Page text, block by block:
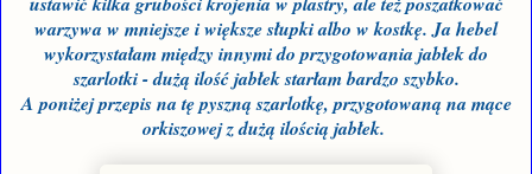
warzywa w mniejsze i większe słupki albo w kostkę. Ja hebel
wykorzystałam między innymi do przygotowania jabłek do
szarlotki - dużą ilość jabłek starłam bardzo szybko.
A poniżej przepis na tę pyszną szarlotkę, przygotowaną na mące
orkiszowej z dużą ilością jabłek.